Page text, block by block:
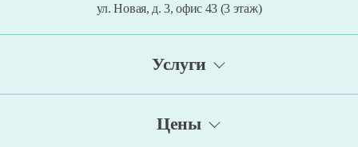
ул. Новая, д. 3, офис 43 (3 этаж)
Услуги
Цены